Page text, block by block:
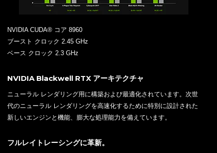
NVIDIA CUDA® コア 8960
ブースト クロック 2.45 GHz
ベース クロック 2.3 GHz
NVIDIA Blackwell RTX アーキテクチャ
ニューラル レンダリング用に構築および最適化されています。次世
代のニューラル レンダリングを高速化するために特別に設計された
新しいエンジンと機能、膨大な処理能力を備えています。
フルレイトレーシングに革新。